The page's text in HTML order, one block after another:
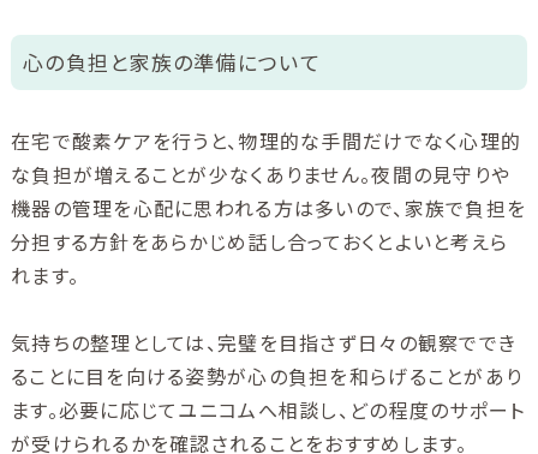
心の負担と家族の準備について
在宅で酸素ケアを行うと、物理的な手間だけでなく心理的
な負担が増えることが少なくありません。夜間の見守りや
機器の管理を心配に思われる方は多いので、家族で負担を
分担する方針をあらかじめ話し合っておくとよいと考えら
れます。
気持ちの整理としては、完璧を目指さず日々の観察ででき
ることに目を向ける姿勢が心の負担を和らげることがあり
ます。必要に応じてユニコムへ相談し、どの程度のサポート
が受けられるかを確認されることをおすすめします。